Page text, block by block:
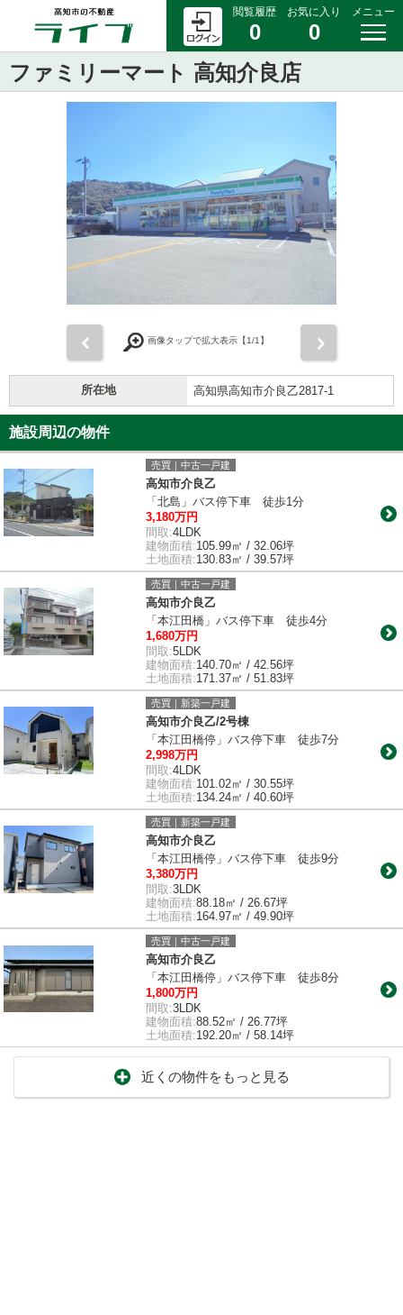
閲覧履歴
0
お気に入り
0
メニュー
ファミリーマート 高知介良店
画像タップで拡大表示【1/1】
所在地 高知県高知市介良乙2817-1
施設周辺の物件
売買｜中古一戸建
高知市介良乙
「北島」バス停下車 徒歩1分
3,180万円
間取:4LDK
建物面積:105.99㎡ / 32.06坪
土地面積:130.83㎡ / 39.57坪
売買｜中古一戸建
高知市介良乙
「本江田橋」バス停下車 徒歩4分
1,680万円
間取:5LDK
建物面積:140.70㎡ / 42.56坪
土地面積:171.37㎡ / 51.83坪
売買｜新築一戸建
高知市介良乙/2号棟
「本江田橋停」バス停下車 徒歩7分
2,998万円
間取:4LDK
建物面積:101.02㎡ / 30.55坪
土地面積:134.24㎡ / 40.60坪
売買｜新築一戸建
高知市介良乙
「本江田橋停」バス停下車 徒歩9分
3,380万円
間取:3LDK
建物面積:88.18㎡ / 26.67坪
土地面積:164.97㎡ / 49.90坪
売買｜中古一戸建
高知市介良乙
「本江田橋停」バス停下車 徒歩8分
1,800万円
間取:3LDK
建物面積:88.52㎡ / 26.77坪
土地面積:192.20㎡ / 58.14坪
近くの物件をもっと見る